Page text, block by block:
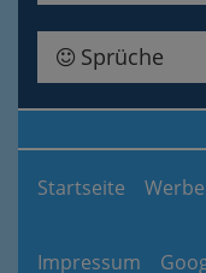
Sprüche
Startseite
Impressum